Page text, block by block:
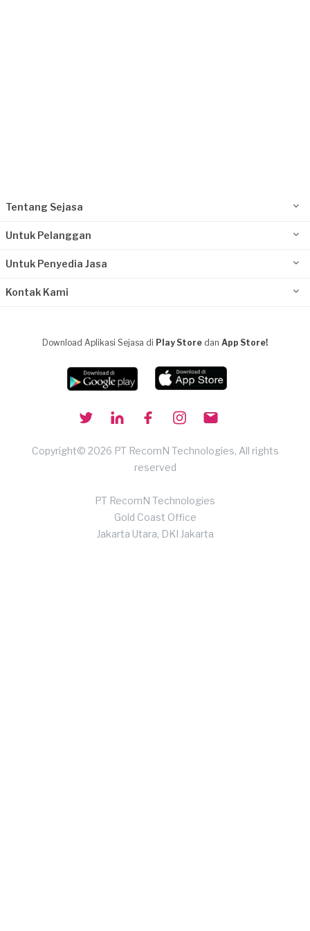
Tentang Sejasa
Untuk Pelanggan
Untuk Penyedia Jasa
Kontak Kami
Download Aplikasi Sejasa di Play Store dan App Store!
Copyright© 2026 PT RecomN Technologies, All rights
reserved
PT RecomN Technologies
Gold Coast Office
Jakarta Utara, DKI Jakarta